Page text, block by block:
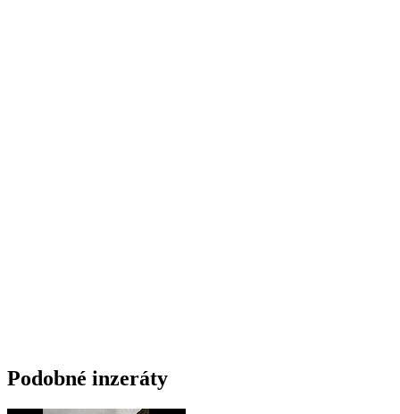
Podobné inzeráty